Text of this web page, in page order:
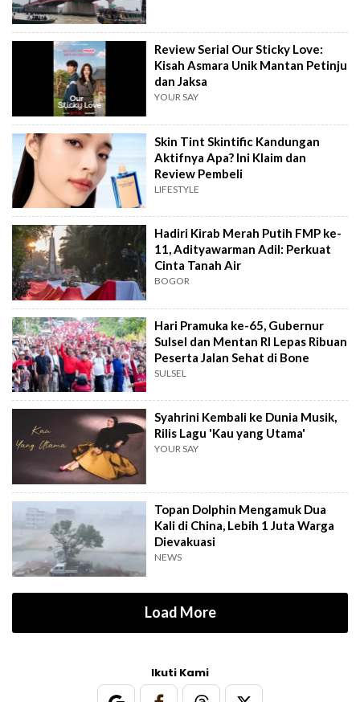
Review Serial Our Sticky Love:
Kisah Asmara Unik Mantan Petinju
dan Jaksa
YOUR SAY
Skin Tint Skintific Kandungan
Aktifnya Apa? Ini Klaim dan
Review Pembeli
LIFESTYLE
Hadiri Kirab Merah Putih FMP ke-
11, Adityawarman Adil: Perkuat
Cinta Tanah Air
BOGOR
Hari Pramuka ke-65, Gubernur
Sulsel dan Mentan RI Lepas Ribuan
Peserta Jalan Sehat di Bone
SULSEL
Syahrini Kembali ke Dunia Musik,
Rilis Lagu 'Kau yang Utama'
YOUR SAY
Topan Dolphin Mengamuk Dua
Kali di China, Lebih 1 Juta Warga
Dievakuasi
NEWS
Load More
Ikuti Kami